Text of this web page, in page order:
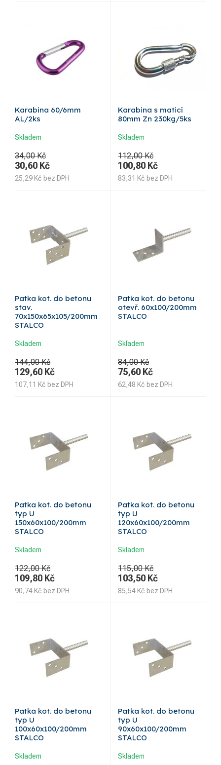
Karabina 60/6mm
AL/2ks
Skladem
34,00 Kč
30,60 Kč
25,29 Kč bez DPH
Karabina s maticí
80mm Zn 230kg/5ks
Skladem
112,00 Kč
100,80 Kč
83,31 Kč bez DPH
Patka kot. do betonu
stav.
70x150x65x105/200mm
STALCO
Skladem
144,00 Kč
129,60 Kč
107,11 Kč bez DPH
Patka kot. do betonu
otevř. 60x100/200mm
STALCO
Skladem
84,00 Kč
75,60 Kč
62,48 Kč bez DPH
Patka kot. do betonu
typ U
150x60x100/200mm
STALCO
Skladem
122,00 Kč
109,80 Kč
90,74 Kč bez DPH
Patka kot. do betonu
typ U
120x60x100/200mm
STALCO
Skladem
115,00 Kč
103,50 Kč
85,54 Kč bez DPH
Patka kot. do betonu
typ U
100x60x100/200mm
STALCO
Skladem
Patka kot. do betonu
typ U
90x60x100/200mm
STALCO
Skladem